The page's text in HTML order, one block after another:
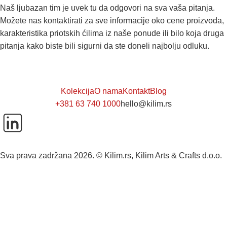
Naš ljubazan tim je uvek tu da odgovori na sva vaša pitanja.
Možete nas kontaktirati za sve informacije oko cene proizvoda,
karakteristika priotskih ćilima iz naše ponude ili bilo koja druga
pitanja kako biste bili sigurni da ste doneli najbolju odluku.
KolekcijaO namaKontaktBlog
+381 63 740 1000hello@kilim.rs
Sva prava zadržana 2026. © Kilim.rs, Kilim Arts & Crafts d.o.o.